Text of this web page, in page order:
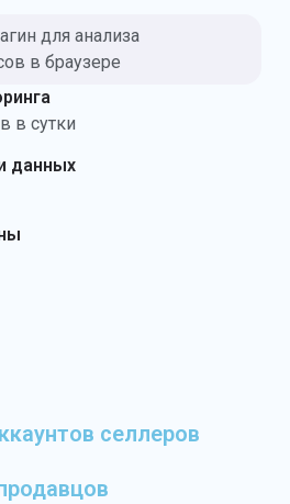
для анализа
в браузере
в сутки
данных
селлеров